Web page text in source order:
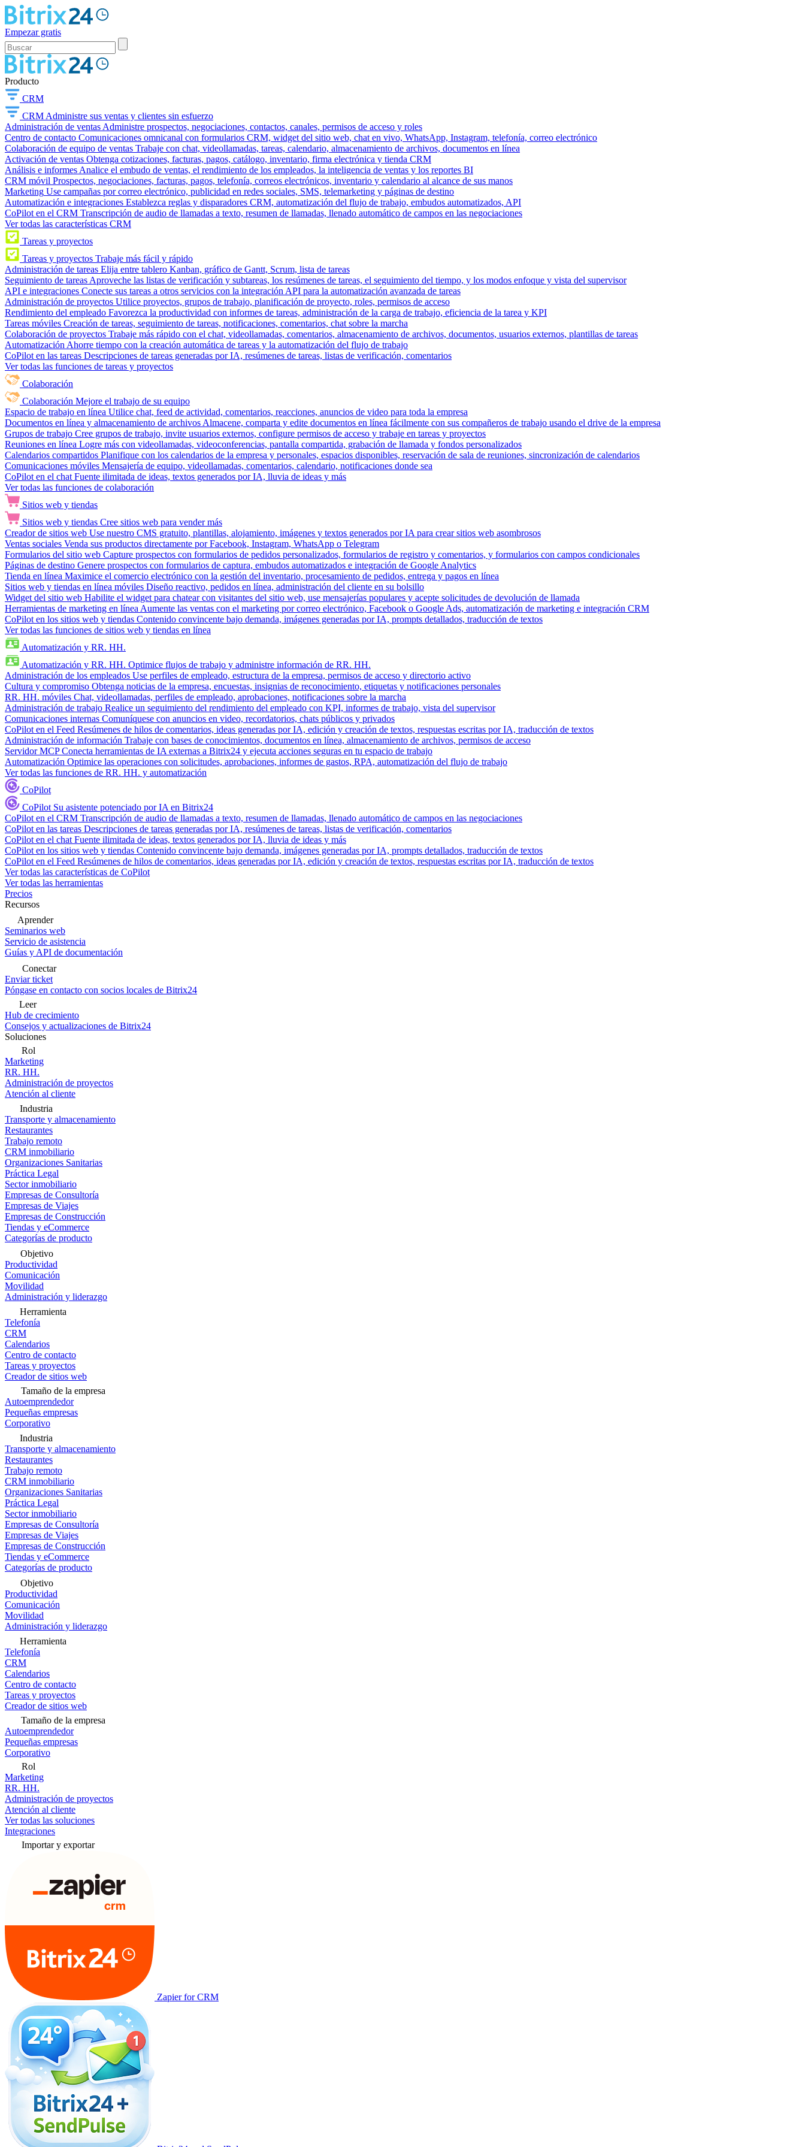
Empezar gratis
Producto
CRM
CRM Administre sus ventas y clientes sin esfuerzo
Administración de ventas Administre prospectos, negociaciones, contactos, canales, permisos de acceso y roles
Centro de contacto Comunicaciones omnicanal con formularios CRM, widget del sitio web, chat en vivo, WhatsApp, Instagram, telefonía, correo electrónico
Colaboración de equipo de ventas Trabaje con chat, videollamadas, tareas, calendario, almacenamiento de archivos, documentos en línea
Activación de ventas Obtenga cotizaciones, facturas, pagos, catálogo, inventario, firma electrónica y tienda CRM
Análisis e informes Analice el embudo de ventas, el rendimiento de los empleados, la inteligencia de ventas y los reportes BI
CRM móvil Prospectos, negociaciones, facturas, pagos, telefonía, correos electrónicos, inventario y calendario al alcance de sus manos
Marketing Use campañas por correo electrónico, publicidad en redes sociales, SMS, telemarketing y páginas de destino
Automatización e integraciones Establezca reglas y disparadores CRM, automatización del flujo de trabajo, embudos automatizados, API
CoPilot en el CRM Transcripción de audio de llamadas a texto, resumen de llamadas, llenado automático de campos en las negociaciones
Ver todas las características CRM
Tareas y proyectos
Tareas y proyectos Trabaje más fácil y rápido
Administración de tareas Elija entre tablero Kanban, gráfico de Gantt, Scrum, lista de tareas
Seguimiento de tareas Aproveche las listas de verificación y subtareas, los resúmenes de tareas, el seguimiento del tiempo, y los modos enfoque y vista del supervisor
API e integraciones Conecte sus tareas a otros servicios con la integración API para la automatización avanzada de tareas
Administración de proyectos Utilice proyectos, grupos de trabajo, planificación de proyecto, roles, permisos de acceso
Rendimiento del empleado Favorezca la productividad con informes de tareas, administración de la carga de trabajo, eficiencia de la tarea y KPI
Tareas móviles Creación de tareas, seguimiento de tareas, notificaciones, comentarios, chat sobre la marcha
Colaboración de proyectos Trabaje más rápido con el chat, videollamadas, comentarios, almacenamiento de archivos, documentos, usuarios externos, plantillas de tareas
Automatización Ahorre tiempo con la creación automática de tareas y la automatización del flujo de trabajo
CoPilot en las tareas Descripciones de tareas generadas por IA, resúmenes de tareas, listas de verificación, comentarios
Ver todas las funciones de tareas y proyectos
Colaboración
Colaboración Mejore el trabajo de su equipo
Espacio de trabajo en línea Utilice chat, feed de actividad, comentarios, reacciones, anuncios de video para toda la empresa
Documentos en línea y almacenamiento de archivos Almacene, comparta y edite documentos en línea fácilmente con sus compañeros de trabajo usando el drive de la empresa
Grupos de trabajo Cree grupos de trabajo, invite usuarios externos, configure permisos de acceso y trabaje en tareas y proyectos
Reuniones en línea Logre más con videollamadas, videoconferencias, pantalla compartida, grabación de llamada y fondos personalizados
Calendarios compartidos Planifique con los calendarios de la empresa y personales, espacios disponibles, reservación de sala de reuniones, sincronización de calendarios
Comunicaciones móviles Mensajería de equipo, videollamadas, comentarios, calendario, notificaciones donde sea
CoPilot en el chat Fuente ilimitada de ideas, textos generados por IA, lluvia de ideas y más
Ver todas las funciones de colaboración
Sitios web y tiendas
Sitios web y tiendas Cree sitios web para vender más
Creador de sitios web Use nuestro CMS gratuito, plantillas, alojamiento, imágenes y textos generados por IA para crear sitios web asombrosos
Ventas sociales Venda sus productos directamente por Facebook, Instagram, WhatsApp o Telegram
Formularios del sitio web Capture prospectos con formularios de pedidos personalizados, formularios de registro y comentarios, y formularios con campos condicionales
Páginas de destino Genere prospectos con formularios de captura, embudos automatizados e integración de Google Analytics
Tienda en línea Maximice el comercio electrónico con la gestión del inventario, procesamiento de pedidos, entrega y pagos en línea
Sitios web y tiendas en línea móviles Diseño reactivo, pedidos en línea, administración del cliente en su bolsillo
Widget del sitio web Habilite el widget para chatear con visitantes del sitio web, use mensajerías populares y acepte solicitudes de devolución de llamada
Herramientas de marketing en línea Aumente las ventas con el marketing por correo electrónico, Facebook o Google Ads, automatización de marketing e integración CRM
CoPilot en los sitios web y tiendas Contenido convincente bajo demanda, imágenes generadas por IA, prompts detallados, traducción de textos
Ver todas las funciones de sitios web y tiendas en línea
Automatización y RR. HH.
Automatización y RR. HH. Optimice flujos de trabajo y administre información de RR. HH.
Administración de los empleados Use perfiles de empleado, estructura de la empresa, permisos de acceso y directorio activo
Cultura y compromiso Obtenga noticias de la empresa, encuestas, insignias de reconocimiento, etiquetas y notificaciones personales
RR. HH. móviles Chat, videollamadas, perfiles de empleado, aprobaciones, notificaciones sobre la marcha
Administración de trabajo Realice un seguimiento del rendimiento del empleado con KPI, informes de trabajo, vista del supervisor
Comunicaciones internas Comuníquese con anuncios en video, recordatorios, chats públicos y privados
CoPilot en el Feed Resúmenes de hilos de comentarios, ideas generadas por IA, edición y creación de textos, respuestas escritas por IA, traducción de textos
Administración de información Trabaje con bases de conocimientos, documentos en línea, almacenamiento de archivos, permisos de acceso
Servidor MCP Conecta herramientas de IA externas a Bitrix24 y ejecuta acciones seguras en tu espacio de trabajo
Automatización Optimice las operaciones con solicitudes, aprobaciones, informes de gastos, RPA, automatización del flujo de trabajo
Ver todas las funciones de RR. HH. y automatización
CoPilot
CoPilot Su asistente potenciado por IA en Bitrix24
CoPilot en el CRM Transcripción de audio de llamadas a texto, resumen de llamadas, llenado automático de campos en las negociaciones
CoPilot en las tareas Descripciones de tareas generadas por IA, resúmenes de tareas, listas de verificación, comentarios
CoPilot en el chat Fuente ilimitada de ideas, textos generados por IA, lluvia de ideas y más
CoPilot en los sitios web y tiendas Contenido convincente bajo demanda, imágenes generadas por IA, prompts detallados, traducción de textos
CoPilot en el Feed Resúmenes de hilos de comentarios, ideas generadas por IA, edición y creación de textos, respuestas escritas por IA, traducción de textos
Ver todas las características de CoPilot
Ver todas las herramientas
Precios
Recursos
Aprender
Seminarios web
Servicio de asistencia
Guías y API de documentación
Conectar
Enviar ticket
Póngase en contacto con socios locales de Bitrix24
Leer
Hub de crecimiento
Consejos y actualizaciones de Bitrix24
Soluciones
Rol
Marketing
RR. HH.
Administración de proyectos
Atención al cliente
Industria
Transporte y almacenamiento
Restaurantes
Trabajo remoto
CRM inmobiliario
Organizaciones Sanitarias
Práctica Legal
Sector inmobiliario
Empresas de Consultoría
Empresas de Viajes
Empresas de Construcción
Tiendas y eCommerce
Categorías de producto
Objetivo
Productividad
Comunicación
Movilidad
Administración y liderazgo
Herramienta
Telefonía
CRM
Calendarios
Centro de contacto
Tareas y proyectos
Creador de sitios web
Tamaño de la empresa
Autoemprendedor
Pequeñas empresas
Corporativo
Industria
Transporte y almacenamiento
Restaurantes
Trabajo remoto
CRM inmobiliario
Organizaciones Sanitarias
Práctica Legal
Sector inmobiliario
Empresas de Consultoría
Empresas de Viajes
Empresas de Construcción
Tiendas y eCommerce
Categorías de producto
Objetivo
Productividad
Comunicación
Movilidad
Administración y liderazgo
Herramienta
Telefonía
CRM
Calendarios
Centro de contacto
Tareas y proyectos
Creador de sitios web
Tamaño de la empresa
Autoemprendedor
Pequeñas empresas
Corporativo
Rol
Marketing
RR. HH.
Administración de proyectos
Atención al cliente
Ver todas las soluciones
Integraciones
Importar y exportar
Zapier for CRM